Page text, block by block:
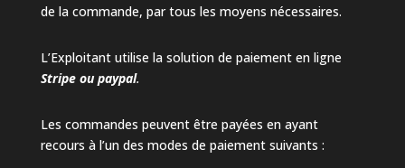
de la commande, par tous les moyens nécessaires.
L’Exploitant utilise la solution de paiement en ligne
Stripe ou paypal.
Les commandes peuvent être payées en ayant
recours à l’un des modes de paiement suivants :